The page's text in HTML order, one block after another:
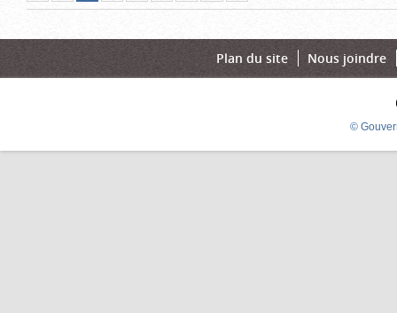
pageprécédente
actuelle)
suivante
page
Plan du site Nous joindre
©